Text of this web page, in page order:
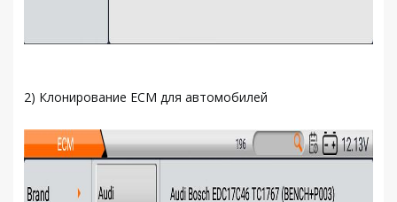
2) Клонирование ECM для автомобилей